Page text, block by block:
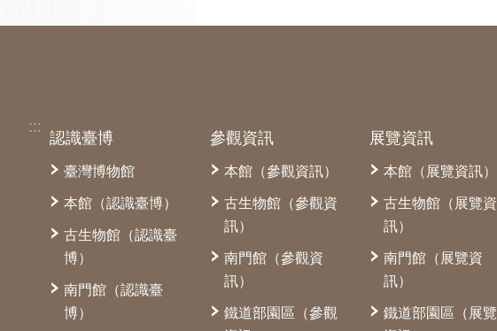
:::
認識臺博
臺灣博物館
本館（認識臺博）
古生物館（認識臺
博）
南門館（認識臺
博）
參觀資訊
本館（參觀資訊）
古生物館（參觀資
訊）
南門館（參觀資
訊）
鐵道部園區（參觀
展覽資訊
本館（展覽資訊）
古生物館（展覽資
訊）
南門館（展覽資
訊）
鐵道部園區（展覽